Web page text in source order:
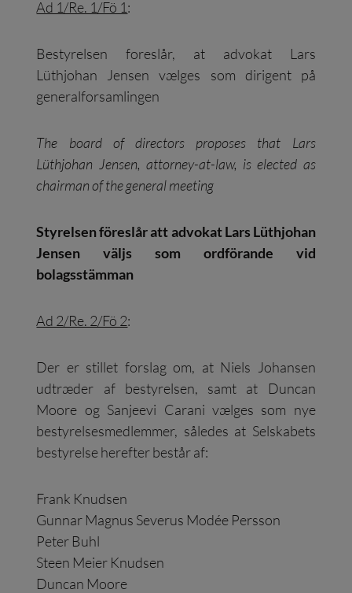
Ad 1/Re. 1/Fö 1:
Bestyrelsen foreslår, at advokat Lars
Lüthjohan Jensen vælges som dirigent på
generalforsamlingen
The board of directors proposes that Lars
Lüthjohan Jensen, attorney-at-law, is elected as
chairman of the general meeting
Styrelsen föreslår att advokat Lars Lüthjohan
Jensen väljs som ordförande vid
bolagsstämman
Ad 2/Re. 2/Fö 2:
Der er stillet forslag om, at Niels Johansen
udtræder af bestyrelsen, samt at Duncan
Moore og Sanjeevi Carani vælges som nye
bestyrelsesmedlemmer, således at Selskabets
bestyrelse herefter består af:
Frank Knudsen
Gunnar Magnus Severus Modée Persson
Peter Buhl
Steen Meier Knudsen
Duncan Moore